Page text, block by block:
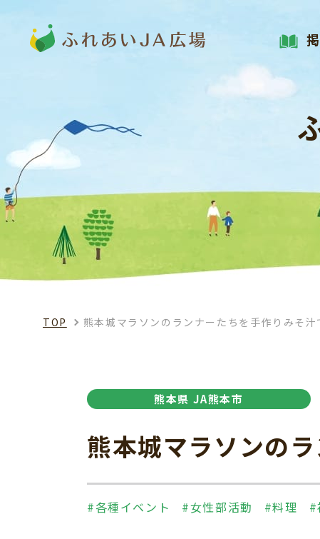
TOP 熊本城マラソンのランナーたちを手作りみそ汁
熊本県 JA熊本市
熊本城マラソンの
#各種イベント #女性部活動 #料理 #